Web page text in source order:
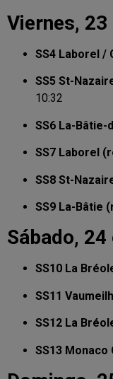
Viernes, 23
SS4 Laborel /
SS5 St-
10:32
SS6 La-
SS7 Laborel
SS8 St-
SS9 La-Bâtie
Sábado, 24
SS10 La
SS11
SS12 La
SS13